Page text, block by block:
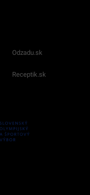
Odzadu.sk
Receptik.sk